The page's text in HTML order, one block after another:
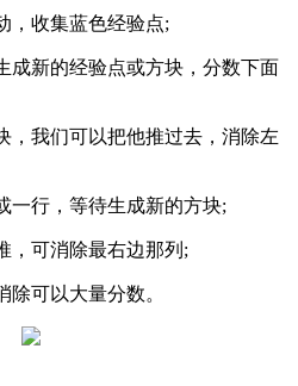
，收集蓝色经验点;
成新的经验点或方块，分数下面
，我们可以把他推过去，消除左
一行，等待生成新的方块;
，可消除最右边那列;
可以大量分数。